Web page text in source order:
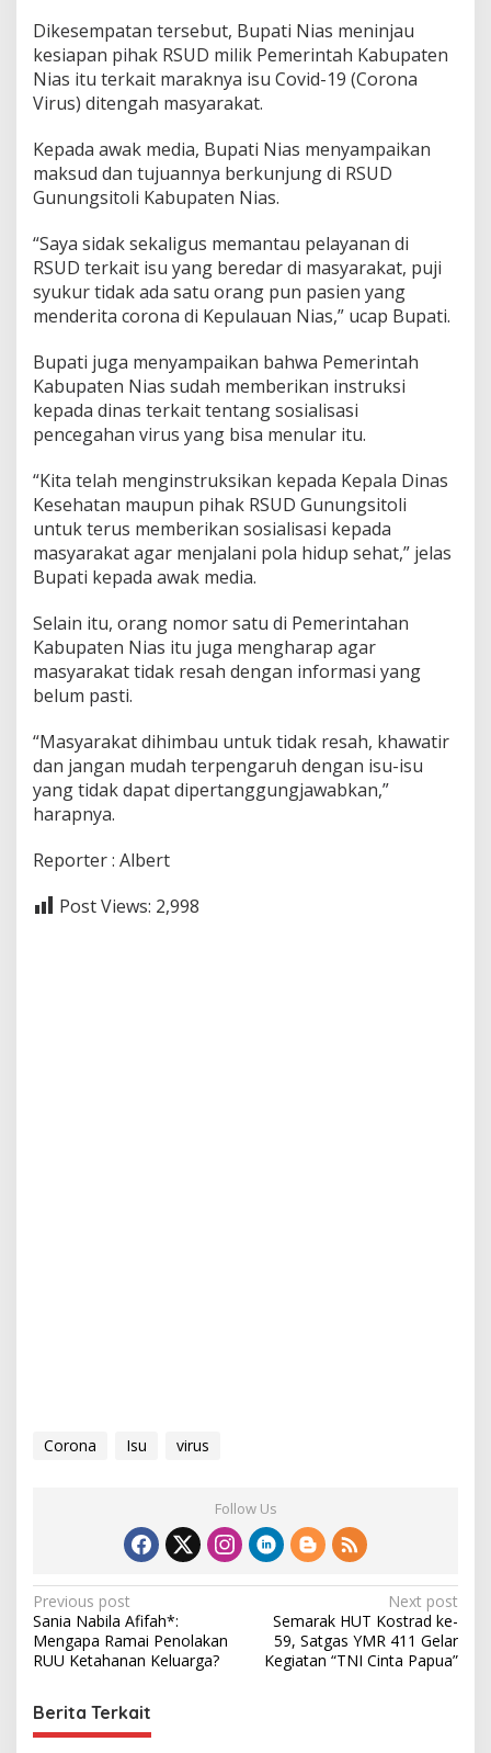
Dikesempatan tersebut, Bupati Nias meninjau
kesiapan pihak RSUD milik Pemerintah Kabupaten
Nias itu terkait maraknya isu Covid-19 (Corona
Virus) ditengah masyarakat.
Kepada awak media, Bupati Nias menyampaikan
maksud dan tujuannya berkunjung di RSUD
Gunungsitoli Kabupaten Nias.
“Saya sidak sekaligus memantau pelayanan di
RSUD terkait isu yang beredar di masyarakat, puji
syukur tidak ada satu orang pun pasien yang
menderita corona di Kepulauan Nias,” ucap Bupati.
Bupati juga menyampaikan bahwa Pemerintah
Kabupaten Nias sudah memberikan instruksi
kepada dinas terkait tentang sosialisasi
pencegahan virus yang bisa menular itu.
“Kita telah menginstruksikan kepada Kepala Dinas
Kesehatan maupun pihak RSUD Gunungsitoli
untuk terus memberikan sosialisasi kepada
masyarakat agar menjalani pola hidup sehat,” jelas
Bupati kepada awak media.
Selain itu, orang nomor satu di Pemerintahan
Kabupaten Nias itu juga mengharap agar
masyarakat tidak resah dengan informasi yang
belum pasti.
“Masyarakat dihimbau untuk tidak resah, khawatir
dan jangan mudah terpengaruh dengan isu-isu
yang tidak dapat dipertanggungjawabkan,”
harapnya.
Reporter : Albert
Post Views: 2,998
Corona Isu virus
Follow Us
P
o
s
t
n
Previous post
Sania Nabila Afifah*:
Mengapa Ramai Penolakan
RUU Ketahanan Keluarga?
Next post
Semarak HUT Kostrad ke-
59, Satgas YMR 411 Gelar
Kegiatan “TNI Cinta Papua”
Berita Terkait